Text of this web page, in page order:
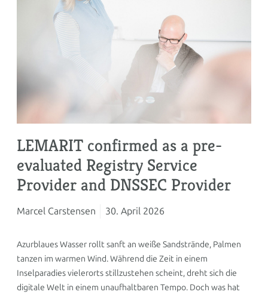
LEMARIT confirmed as a pre-
evaluated Registry Service
Provider and DNSSEC Provider
Marcel Carstensen 30. April 2026
Azurblaues Wasser rollt sanft an weiße Sandstrände, Palmen
tanzen im warmen Wind. Während die Zeit in einem
Inselparadies vielerorts stillzustehen scheint, dreht sich die
digitale Welt in einem unaufhaltbaren Tempo. Doch was hat